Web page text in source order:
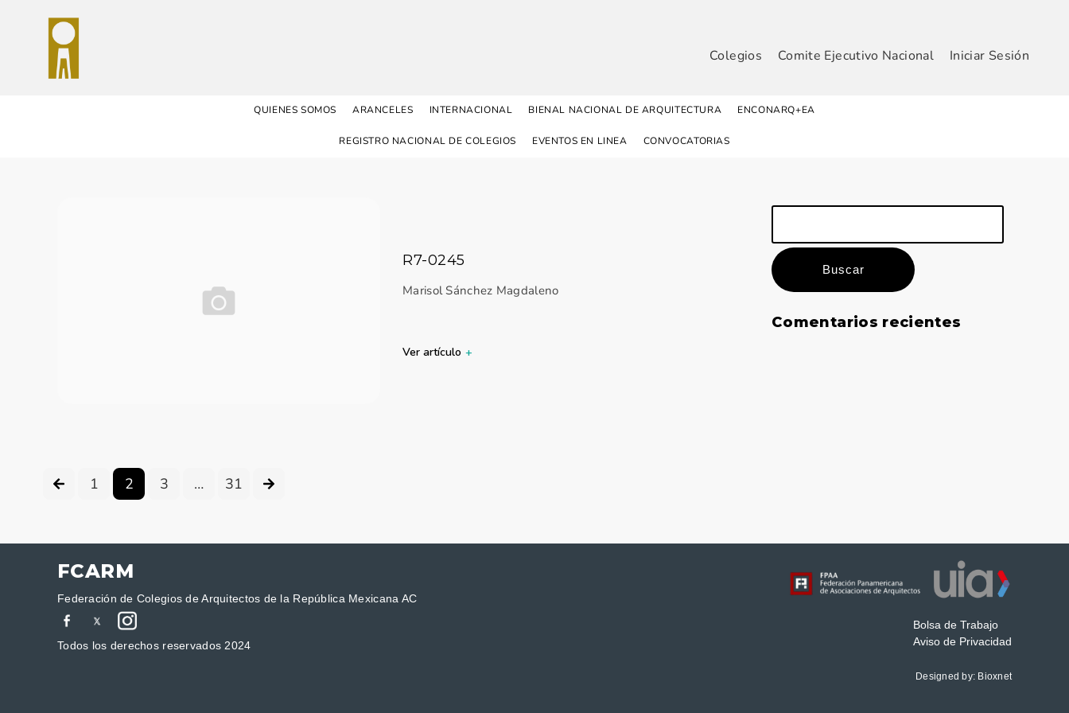
Colegios Comite Ejecutivo Nacional Iniciar Sesión
QUIENES SOMOS ARANCELES INTERNACIONAL BIENAL NACIONAL DE ARQUITECTURA ENCONARQ+EA
REGISTRO NACIONAL DE COLEGIOS EVENTOS EN LINEA CONVOCATORIAS
R7-0245
Marisol Sánchez Magdaleno
Ver artículo +
1 2 3 … 31
Buscar:
Comentarios recientes
FCARM
Federación de Colegios de Arquitectos de la República Mexicana AC
Todos los derechos reservados 2024
Bolsa de Trabajo
Aviso de Privacidad
Designed by: Bioxnet